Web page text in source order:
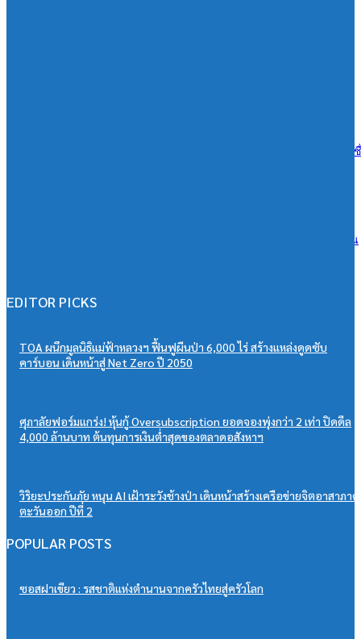
เอสซีจี ผนึก ม.มหิดล ยกระดับ Work-based Learning ปั้น Future Talent เ
วิริยะประกันภัย หนุนเยาวชนสู่เวทีวิชาการประกันภัย มอบทุนสนับสนุน
EDITOR PICKS
TOA ผนึกมูลนิธิแม่ฟ้าหลวงฯ ฟื้นฟูผืนป่า 6,000 ไร่ สร้างแหล่งดูดซับ
คาร์บอน เดินหน้าสู่ Net Zero ปี 2050
ศุภาลัยฟอร์มแกร่ง! หุ้นกู้ Oversubscription ยอดจองพุ่งกว่า 2 เท่า ปิดดีล
4,000 ล้านบาท ต้นทุนการเงินต่ำสุดของตลาดอสังหาฯ
วิริยะประกันภัย หนุน AI เฝ้าระวังช้างป่า เดินหน้าสร้างเครือข่ายจิตอาสาภาค
ตะวันออก ปีที่ 2
POPULAR POSTS
ซอสฝาเขียว : รสชาติแห่งตำนานจากครัวไทยสู่ครัวโลก